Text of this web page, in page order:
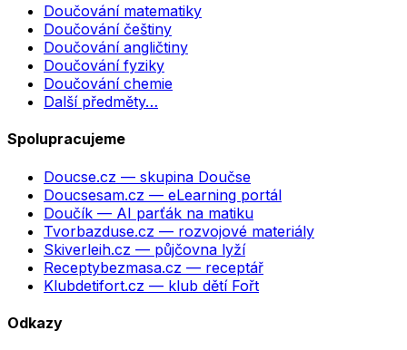
Doučování matematiky
Doučování češtiny
Doučování angličtiny
Doučování fyziky
Doučování chemie
Další předměty…
Spolupracujeme
Doucse.cz — skupina Doučse
Doucsesam.cz — eLearning portál
Doučík — AI parťák na matiku
Tvorbazduse.cz — rozvojové materiály
Skiverleih.cz — půjčovna lyží
Receptybezmasa.cz — receptář
Klubdetifort.cz — klub dětí Fořt
Odkazy